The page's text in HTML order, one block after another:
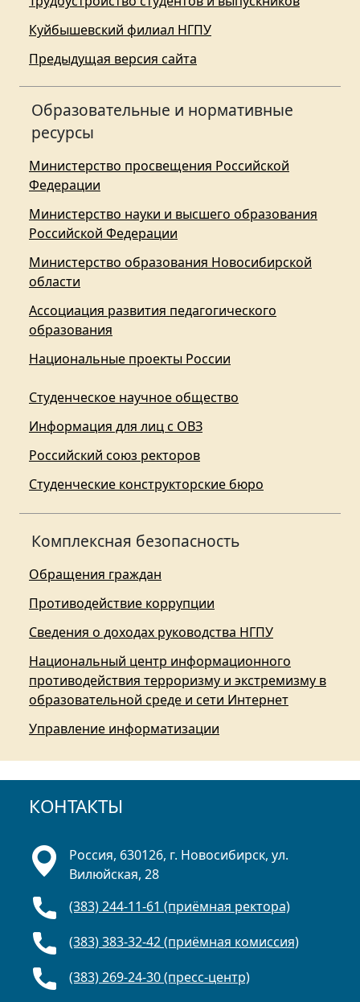
Куйбышевский филиал НГПУ
Предыдущая версия сайта
Образовательные и нормативные
ресурсы
Министерство просвещения Российской
Федерации
Министерство науки и высшего образования
Российской Федерации
Министерство образования Новосибирской
области
Ассоциация развития педагогического
образования
Национальные проекты России
Студенческое научное общество
Информация для лиц с ОВЗ
Российский союз ректоров
Студенческие конструкторские бюро
Комплексная безопасность
Обращения граждан
Противодействие коррупции
Сведения о доходах руководства НГПУ
Национальный центр информационного
противодействия терроризму и экстремизму в
образовательной среде и сети Интернет
Управление информатизации
КОНТАКТЫ
Россия, 630126, г. Новосибирск, ул.
Вилюйская, 28
(383) 244-11-61 (приёмная ректора)
(383) 383-32-42 (приёмная комиссия)
(383) 269-24-30 (пресс-центр)